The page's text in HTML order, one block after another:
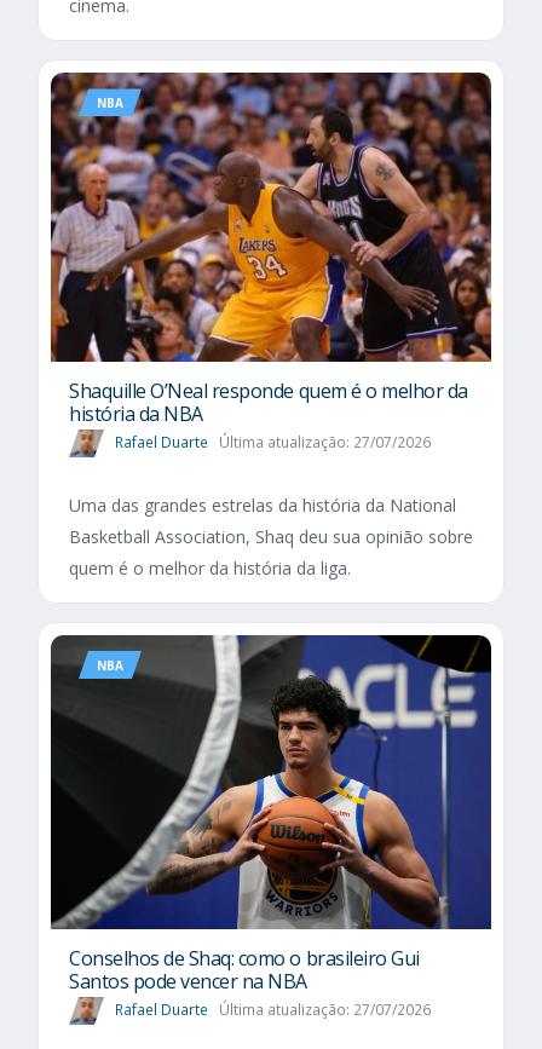
cinema.
NBA
Shaquille O’Neal responde quem é o melhor da
história da NBA
Rafael Duarte Última atualização: 27/07/2026
Uma das grandes estrelas da história da National
Basketball Association, Shaq deu sua opinião sobre
quem é o melhor da história da liga.
NBA
Conselhos de Shaq: como o brasileiro Gui
Santos pode vencer na NBA
Rafael Duarte Última atualização: 27/07/2026